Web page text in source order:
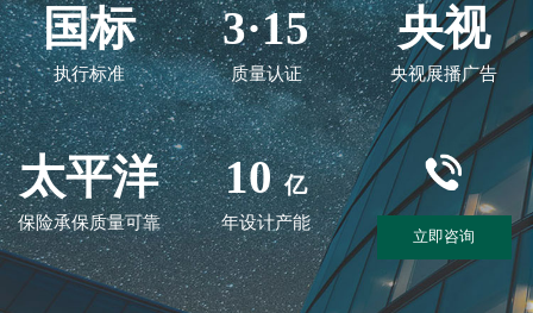
国标
执行标准
3·15
质量认证
央视
央视展播广告
太平洋
保险承保质量可靠
10 亿
年设计产能
立即咨询